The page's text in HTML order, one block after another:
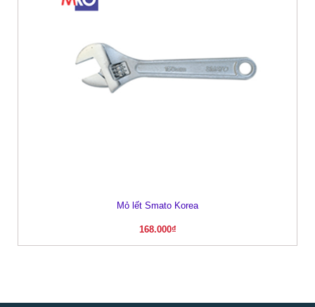
Mỏ lết Smato Korea
168.000₫